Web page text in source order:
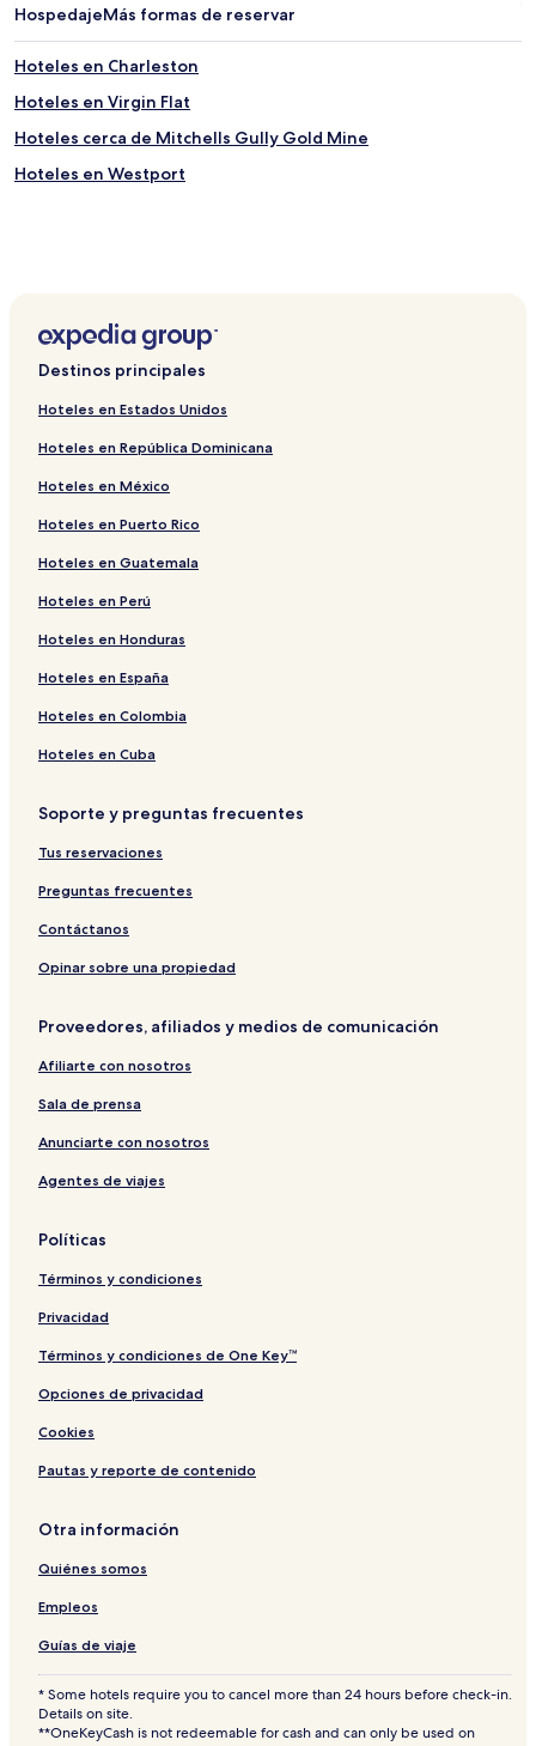
HospedajeMás formas de reservar
Hoteles en Charleston
Hoteles en Virgin Flat
Hoteles cerca de Mitchells Gully Gold Mine
Hoteles en Westport
Destinos principales
Hoteles en Estados Unidos
Hoteles en República Dominicana
Hoteles en México
Hoteles en Puerto Rico
Hoteles en Guatemala
Hoteles en Perú
Hoteles en Honduras
Hoteles en España
Hoteles en Colombia
Hoteles en Cuba
Soporte y preguntas frecuentes
Tus reservaciones
Preguntas frecuentes
Contáctanos
Opinar sobre una propiedad
Proveedores, afiliados y medios de comunicación
Afiliarte con nosotros
Sala de prensa
Anunciarte con nosotros
Agentes de viajes
Políticas
Términos y condiciones
Privacidad
Términos y condiciones de One Key™
Opciones de privacidad
Cookies
Pautas y reporte de contenido
Otra información
Quiénes somos
Empleos
Guías de viaje
* Some hotels require you to cancel more than 24 hours before check-in.
Details on site.
**OneKeyCash is not redeemable for cash and can only be used on